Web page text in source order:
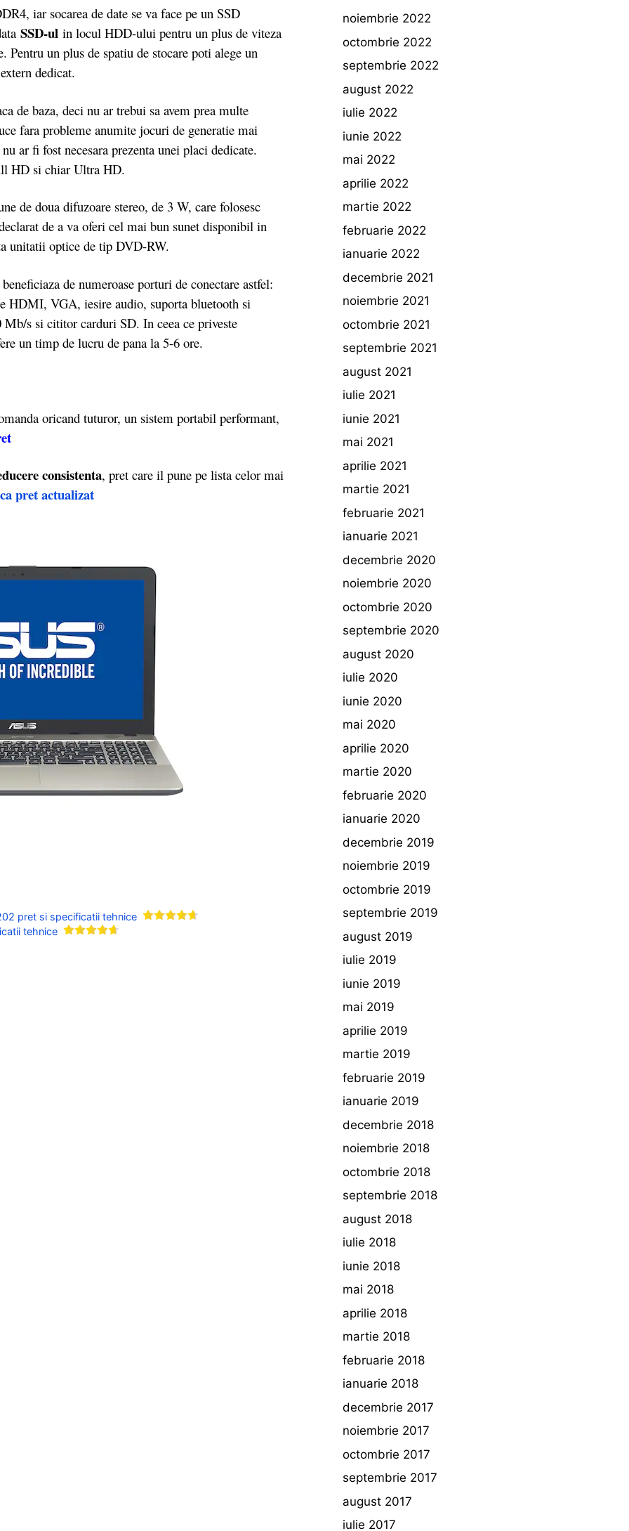
iar socarea de date se va face pe un SSD
SSD-ul in locul HDD-ului pentru un plus de viteza
un plus de spatiu de stocare poti alege un
dedicat.
de baza, deci nu ar trebui sa avem prea multe
fara probleme anumite jocuri de generatie mai
ar fi fost necesara prezenta unei placi dedicate.
HD si chiar Ultra HD.
de doua difuzoare stereo, de 3 W, care folosesc
de a va oferi cel mai bun sunet disponibil in
unitatii optice de tip DVD-RW.
de numeroase porturi de conectare astfel:
HDMI, VGA, iesire audio, suporta bluetooth si
s si cititor carduri SD. In ceea ce priveste
un timp de lucru de pana la 5-6 ore.
oricand tuturor, un sistem portabil performant,
consistenta, pret care il pune pe lista celor mai
pret actualizat
pret si specificatii tehnice
tehnice
noiembrie 2022
octombrie 2022
septembrie 2022
august 2022
iulie 2022
iunie 2022
mai 2022
aprilie 2022
martie 2022
februarie 2022
ianuarie 2022
decembrie 2021
noiembrie 2021
octombrie 2021
septembrie 2021
august 2021
iulie 2021
iunie 2021
mai 2021
aprilie 2021
martie 2021
februarie 2021
ianuarie 2021
decembrie 2020
noiembrie 2020
octombrie 2020
septembrie 2020
august 2020
iulie 2020
iunie 2020
mai 2020
aprilie 2020
martie 2020
februarie 2020
ianuarie 2020
decembrie 2019
noiembrie 2019
octombrie 2019
septembrie 2019
august 2019
iulie 2019
iunie 2019
mai 2019
aprilie 2019
martie 2019
februarie 2019
ianuarie 2019
decembrie 2018
noiembrie 2018
octombrie 2018
septembrie 2018
august 2018
iulie 2018
iunie 2018
mai 2018
aprilie 2018
martie 2018
februarie 2018
ianuarie 2018
decembrie 2017
noiembrie 2017
octombrie 2017
septembrie 2017
august 2017
iulie 2017